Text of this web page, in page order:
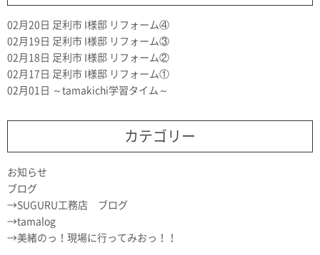
02月20日 足利市 I様邸 リフォーム④
02月19日 足利市 I様邸 リフォーム③
02月18日 足利市 I様邸 リフォーム②
02月17日 足利市 I様邸 リフォーム①
02月01日
～tamakichi学習タイム～
カテゴリー
お知らせ
ブログ
SUGURU工務店 ブログ
tamalog
美緒のっ！現場に行ってみおっ！！